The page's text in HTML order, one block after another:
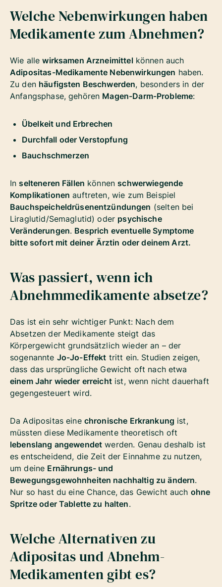
Welche Nebenwirkungen haben
Medikamente zum Abnehmen?
Wie allewirksamen Arzneimittelkönnen auch
Adipositas-Medikamente Nebenwirkungen haben.
Zu den häufigsten Beschwerden, besonders in der
Anfangsphase, gehören Magen-Darm-Probleme:
Übelkeit und Erbrechen
Durchfall oder Verstopfung
Bauchschmerzen
Inselteneren Fällen könnenschwerwiegende
Komplikationen auftreten, wie zum Beispiel
Bauchspeicheldrüsenentzündungen (selten bei
Liraglutid/Semaglutid) oder psychische
Veränderungen. Besprich eventuelle Symptome
bitte sofort mit deiner Ärztin oder deinem Arzt.
Was passiert, wenn ich
Abnehmmedikamente absetze?
Das ist ein sehr wichtiger Punkt: Nach dem
Absetzen der Medikamente steigt das
Körpergewicht grundsätzlich wieder an – der
sogenannte Jo-Jo-Effekt tritt ein. Studien zeigen,
dass das ursprüngliche Gewicht oft nach etwa
einem Jahr wieder erreichtist, wenn nicht dauerhaft
gegengesteuert wird.
Da Adipositas eine chronische Erkrankung ist,
müssten diese Medikamente theoretisch oft
lebenslang angewendet werden. Genau deshalb ist
es entscheidend, die Zeit der Einnahme zu nutzen,
um deine Ernährungs- und
Bewegungsgewohnheiten nachhaltig zu ändern.
Nur so hast du eine Chance, das Gewicht auch ohne
Spritze oder Tablette zu halten.
WelcheAlternativen zu
Adipositas und Abnehm-
Medikamenten gibt es?